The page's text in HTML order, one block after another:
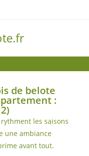
de belote
:
les saisons
une ambiance
avant tout.